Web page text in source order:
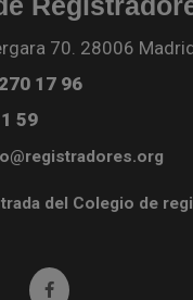
70. 28006
17 96
59
del Colegio de
Ir a facebook (abre